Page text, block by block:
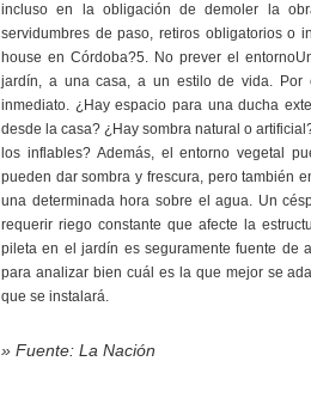
incluso en la obligación de demoler la
servidumbres de paso, retiros obligatorios o
house en Córdoba?5. No prever el
jardín, a una casa, a un estilo de vida. Por
inmediato. ¿Hay espacio para una ducha
desde la casa? ¿Hay sombra natural o
los inflables? Además, el entorno vegetal
pueden dar sombra y frescura, pero también
una determinada hora sobre el agua. Un
requerir riego constante que afecte la
pileta en el jardín es seguramente fuente de
para analizar bien cuál es la que mejor se
que se instalará.
» Fuente: La Nación